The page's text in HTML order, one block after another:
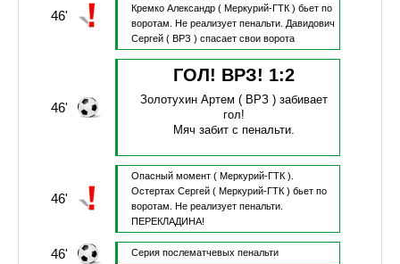
46'
Кремко Александр( Меркурий-ГТК ) бьет по
воротам.
Не реализует пенальти. Давидович
Сергей( ВРЗ ) спасает свои ворота
46'
ГОЛ! ВРЗ! 1:2
Золотухин Артем ( ВРЗ ) забивает
гол!
Мяч забит с пенальти.
46'
Опасный момент ( Меркурий-ГТК ).
Остертах Сергей( Меркурий-ГТК ) бьет по
воротам.
Не реализует пенальти.
ПЕРЕКЛАДИНА!
46' Серия послематчевых пенальти